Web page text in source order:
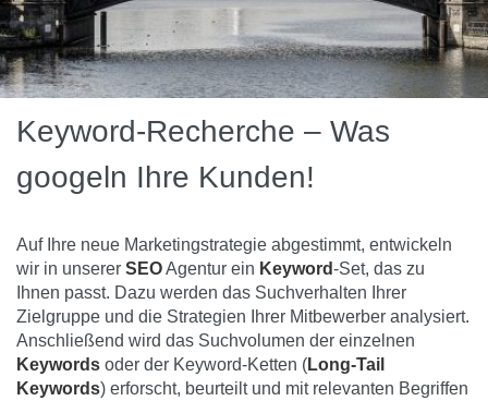
Keyword-Recherche – Was
googeln Ihre Kunden!
Auf Ihre neue Marketingstrategie abgestimmt, entwickeln
wir in unserer SEOAgentur ein Keyword-Set, das zu
Ihnen passt. Dazu werden das Suchverhalten Ihrer
Zielgruppe und die Strategien Ihrer Mitbewerber analysiert.
Anschließend wird das Suchvolumen der einzelnen
Keywords oder der Keyword-Ketten (Long-Tail
Keywords) erforscht, beurteilt und mit relevanten Begriffen